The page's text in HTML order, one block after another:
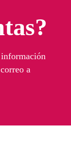
información
a